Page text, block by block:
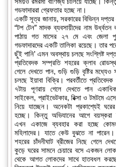
গডফাদাররা গ্রেফতার হচ্ছে না।
একটি সূত্র জানায়, সরকারের বিভিন্ন দপ্তর
“টপ টেন” মাদক ব্যবসায়ীদের নাম উর্ধ্বতন
পাঠায় গত মাসের ২৭ মে এবং জেলা
গডফাদারদের একটি তালিকা রয়েছে। তার
ছুঁই পানি’ এমন অবস্থায় চলছে সংশ্লিষ্ট
প্রতিবেদক সম্প্রতি শহরের ক্লাব রোডস্থ
গেলে দেখতে পান, গুড়ি গুড়ি বৃষ্টির মধ্যেও
চলছে ইয়াবা বিক্রি। পরবর্তীতে
৭টায় পূণরায় গেলে দেখতে পান
সাইকেল, প্রাইভেটকার, রিক্সা ও টমটমে
নিয়ে যাচ্ছেন। অনেকটা প্রকাশ্যেই
হচ্ছে। কিন্তু অভিযানের আগে বয়স্করা
এখন একাজে ব্যবহার করা হচ্ছে
মহিলাদের। যাতে কেউ বুঝতে না পারেন।
শহরের চাঁদনীঘাট ব্রীজের নিছে গেলে
কুড়ে ঘরের সামনে চেয়ারে বসে একজন
থেকে আগত লোকদের সাথে হাতবধল